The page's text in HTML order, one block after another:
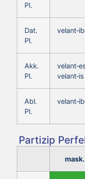
Pl.
Dat.
Pl.
Akk.
Pl.
velant‑is
Abl.
Pl.
Partizip
mask.